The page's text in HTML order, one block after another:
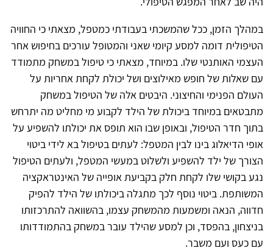
במהלך הזמן, ככל שהמשכתי בעבודתי כמטפל, מצאתי כי החוויה
הטיפולית דומה למסע קיומי שאני והמטופל עורכים בחיפוש אחר
העצמי האותנטי שלו. במיוחד, מצאתי כי טיפול במשחק מתמודד
עם שאלות של חופש מאילוצים ושל יכולת לקחת אחריות על
העולם הפנימי והחיצוני. היבטים אלה של הטיפול במשחק
מתבטאים במיוחד ביכולת של הילד לקבוע מי מחליט מה יתרחש
בתוך חדר הטיפול, ובאופן שבו הוא תופס את יכולתו להשפיע על
אופי הדיאלוג בינו לבין המטפל: לעתים בטיפול בא לידי ביטוי
הצורך של ילד להשפיע ולשלוט במעשי המטפל, ולעתים הטיפול
נגע בקושי שלו לקחת חלק בקביעת אופייה של האינטראקציה
המשותפת. ביטוי נוסף לכך מתגלה ביכולתו של הילד להפיק
חדווה, הנאה ומשמעות מהמשחק עצמו, בהשוואה להתרכזותו
בניצחון, בהפסד, וכן למסע שהילד עובר במשחק בהתמודדותו
עם כעס ועם משבר.